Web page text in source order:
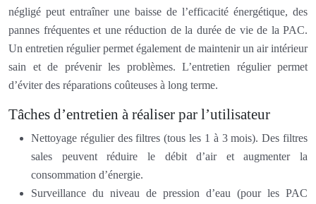
négligé peut entraîner une baisse de l’efficacité énergétique, des
pannes fréquentes et une réduction de la durée de vie de la PAC.
Un entretien régulier permet également de maintenir un air intérieur
sain et de prévenir les problèmes. L’entretien régulier permet
d’éviter des réparations coûteuses à long terme.
Tâches d’entretien à réaliser par l’utilisateur
Nettoyage régulier des filtres (tous les 1 à 3 mois). Des filtres
sales peuvent réduire le débit d’air et augmenter la
consommation d’énergie.
Surveillance du niveau de pression d’eau (pour les PAC